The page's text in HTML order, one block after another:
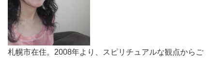
札幌市在住。2008年より、スピリチュアルな観点からご